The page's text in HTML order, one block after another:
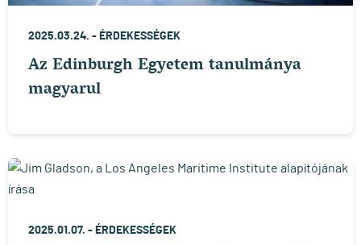
2025.03.24. - ÉRDEKESSÉGEK
Az Edinburgh Egyetem tanulmánya
magyarul
2025.01.07. - ÉRDEKESSÉGEK